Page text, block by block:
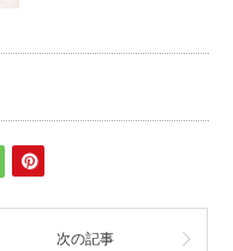
次の記事